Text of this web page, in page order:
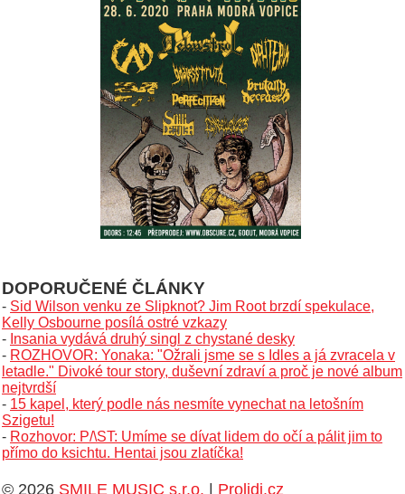
DOPORUČENÉ ČLÁNKY
- Sid Wilson venku ze Slipknot? Jim Root brzdí spekulace,
Kelly Osbourne posílá ostré vzkazy
- Insania vydává druhý singl z chystané desky
- ROZHOVOR: Yonaka: "Ožrali jsme se s Idles a já zvracela v
letadle." Divoké tour story, duševní zdraví a proč je nové album
nejtvrdší
- 15 kapel, který podle nás nesmíte vynechat na letošním
Szigetu!
- Rozhovor: P/\ST: Umíme se dívat lidem do očí a pálit jim to
přímo do ksichtu. Hentai jsou zlatíčka!
© 2026 SMILE MUSIC s.r.o. Prolidi.cz